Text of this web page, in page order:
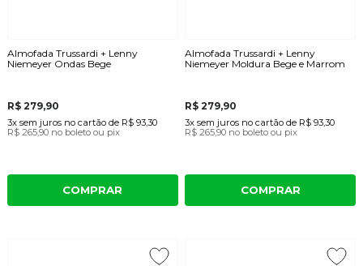
Almofada Trussardi + Lenny
Niemeyer Ondas Bege
R$ 279,90
3x sem juros no cartãode R$ 93,30
R$ 265,90 no boleto ou pix
COMPRAR
Almofada Trussardi + Lenny
Niemeyer Moldura Bege e Marrom
R$ 279,90
3x sem juros no cartão de R$ 93,30
R$ 265,90 no boleto ou pix
COMPRAR